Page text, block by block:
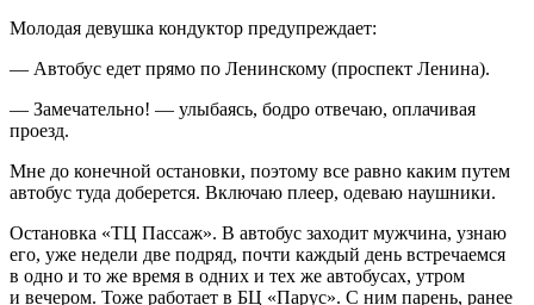
Молодая девушка кондуктор предупреждает:
— Автобус едет прямо по Ленинскому (проспект Ленина).
— Замечательно! — улыбаясь, бодро отвечаю, оплачивая
проезд.
Мне до конечной остановки, поэтому все равно каким путем
автобус туда доберется. Включаю плеер, одеваю наушники.
Остановка «ТЦ Пассаж». В автобус заходит мужчина, узнаю
его, уже недели две подряд, почти каждый день встречаемся
в одно и то же время в одних и тех же автобусах, утром
и вечером. Тоже работает в БЦ «Парус». С ним парень, ранее